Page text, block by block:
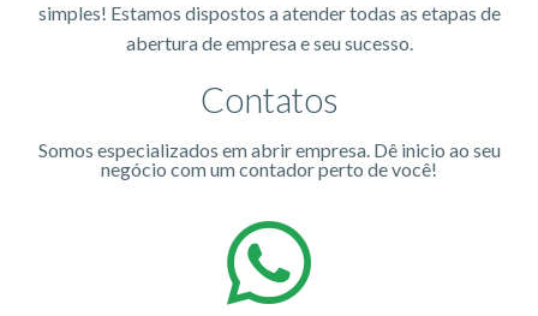
simples! Estamos dispostos a atender todas as etapas de
abertura de empresa e seu sucesso.
Contatos
Somos especializados em abrir empresa. Dê inicio ao seu
negócio com um contador perto de você!